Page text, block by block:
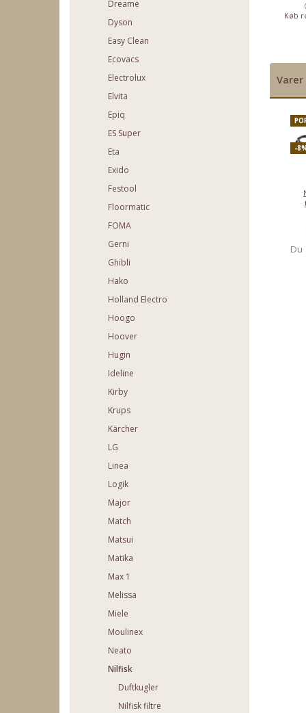
Dreame
Dyson
Easy Clean
Ecovacs
Electrolux
Elvita
Epiq
ES Super
Eta
Exido
Festool
Floormatic
FOMA
Gerni
Ghibli
Hako
Holland Electro
Hoogo
Hoover
Hugin
Ideline
Kirby
Krups
Kärcher
LG
Linea
Logik
Major
Match
Matsui
Matika
Max 1
Melissa
Miele
Moulinex
Neato
Nilfisk
Duftkugler
Nilfisk filtre
(37.56)
2000,-
Køb
-
Du